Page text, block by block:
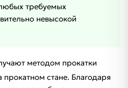
требуемых
невысокой
методом прокатки
прокатном стане. Благодаря